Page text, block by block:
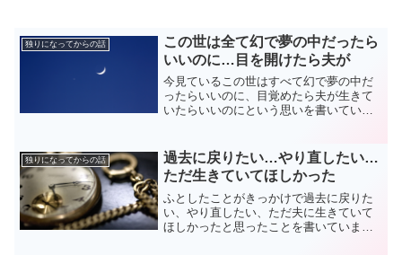
独りになってからの話
この世は全て幻で夢の中だったら
いいのに…目を開けたら夫が
今見ているこの世はすべて幻で夢の中だ
ったらいいのに、目覚めたら夫が生きて
いたらいいのにという思いを書いていま
独りになってからの話
過去に戻りたい…やり直したい…
ただ生きていてほしかった
ふとしたことがきっかけで過去に戻りた
い、やり直したい、ただ夫に生きていて
ほしかったと思ったことを書いていま